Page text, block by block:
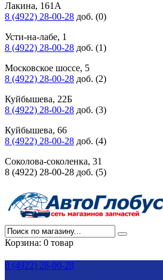
Лакина, 161А
8 (4922) 28-00-28 доб. (0)
Усти-на-лабе, 1
8 (4922) 28-00-28 доб. (1)
Московское шоссе, 5
8 (4922) 28-00-28 доб. (2)
Куйбышева, 22Б
8 (4922) 28-00-28 доб. (3)
Куйбышева, 66
8 (4922) 28-00-28 доб. (4)
Соколова-соколенка, 31
8 (4922) 28-00-28 доб. (5)
Корзина: 0 товар
8 (4922) 28-00-28